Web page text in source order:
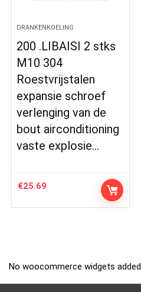
DRANKENKOELING
200 .LIBAISI 2 stks
M10 304
Roestvrijstalen
expansie schroef
verlenging van de
bout airconditioning
vaste explosie…
€25.69
No woocommerce widgets added